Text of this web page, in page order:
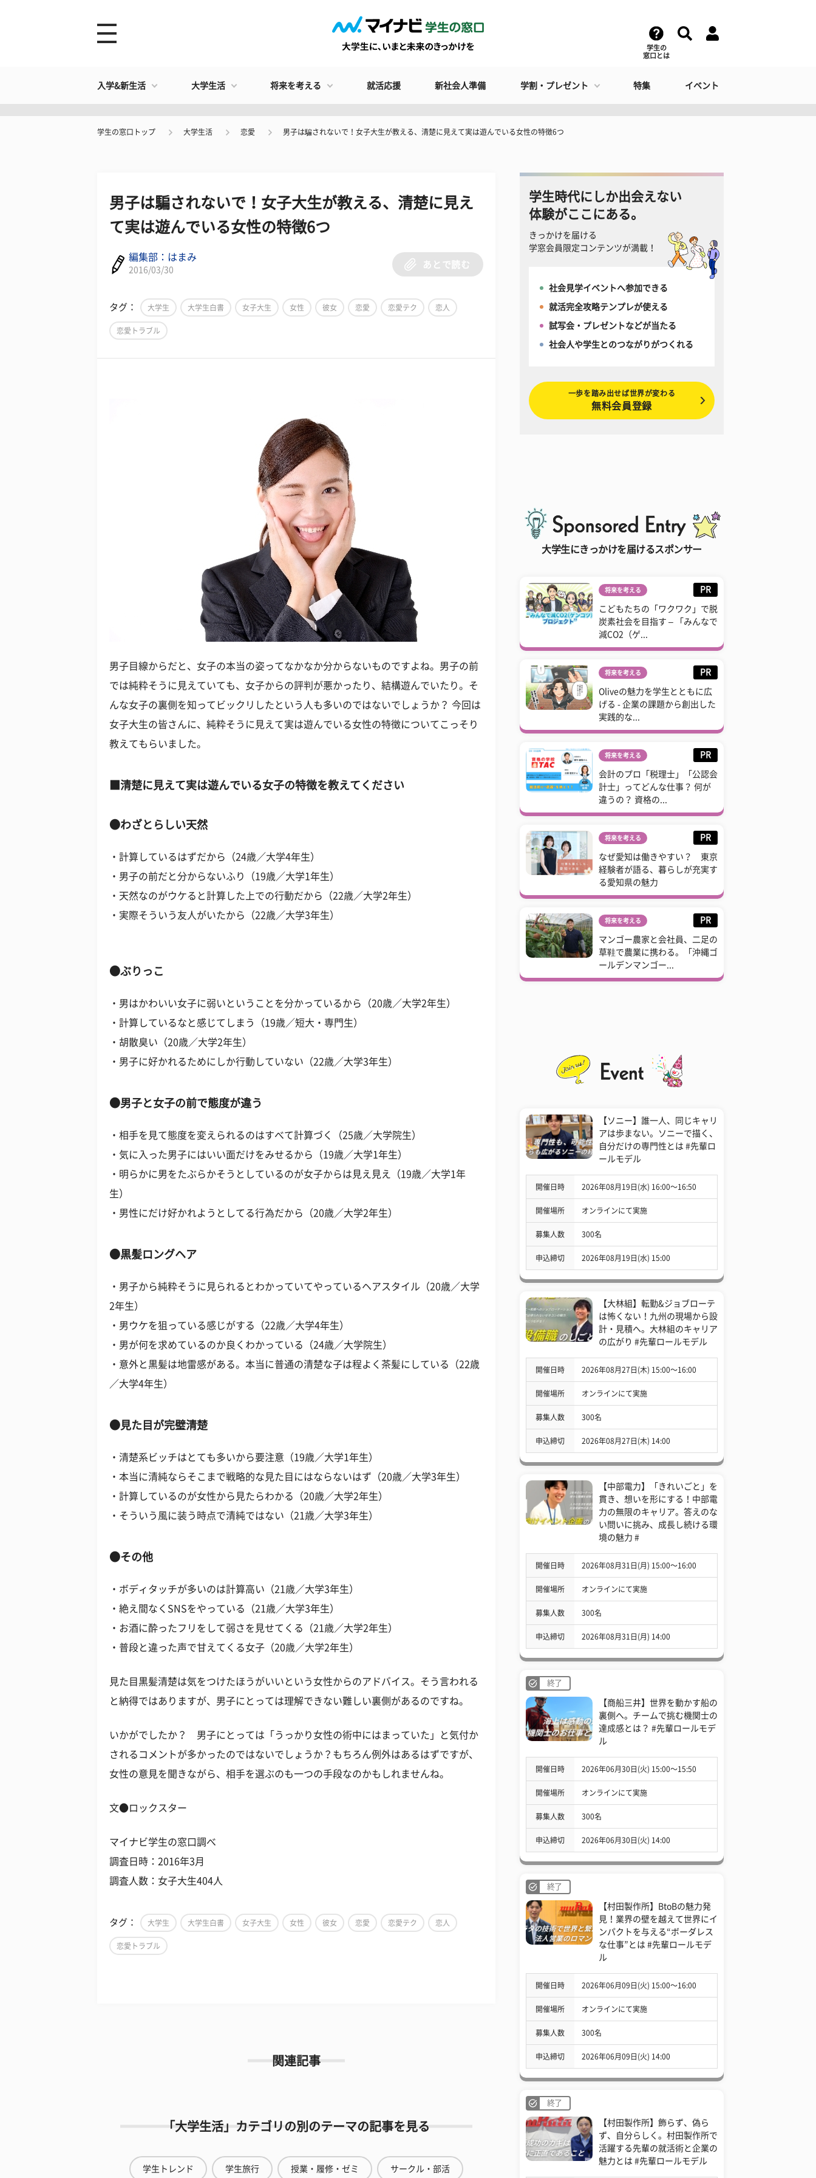
学生の
窓口とは
入学&新生活 大学生活 将来を考える 就活応援 新社会人準備 学割・プレゼント 特集 イベント
学生の窓口トップ 大学生活 恋愛 男子は騙されないで！女子大生が教える、清楚に見えて実は遊んでいる女性の特徴6つ
男子は騙されないで！女子大生が教える、清楚に見え
て実は遊んでいる女性の特徴6つ
編集部：はまみ
2016/03/30
あとで読む
タグ： 大学生 大学生白書 女子大生 女性 彼女 恋愛 恋愛テク 恋人
恋愛トラブル
男子目線からだと、女子の本当の姿ってなかなか分からないものですよね。男子の前
では純粋そうに見えていても、女子からの評判が悪かったり、結構遊んでいたり。そ
んな女子の裏側を知ってビックリしたという人も多いのではないでしょうか？ 今回は
女子大生の皆さんに、純粋そうに見えて実は遊んでいる女性の特徴についてこっそり
教えてもらいました。
■清楚に見えて実は遊んでいる女子の特徴を教えてください
●わざとらしい天然
・計算しているはずだから（24歳／大学4年生）
・男子の前だと分からないふり（19歳／大学1年生）
・天然なのがウケると計算した上での行動だから（22歳／大学2年生）
・実際そういう友人がいたから（22歳／大学3年生）
●ぶりっこ
・男はかわいい女子に弱いということを分かっているから（20歳／大学2年生）
・計算しているなと感じてしまう（19歳／短大・専門生）
・胡散臭い（20歳／大学2年生）
・男子に好かれるためにしか行動していない（22歳／大学3年生）
●男子と女子の前で態度が違う
・相手を見て態度を変えられるのはすべて計算づく（25歳／大学院生）
・気に入った男子にはいい面だけをみせるから（19歳／大学1年生）
・明らかに男をたぶらかそうとしているのが女子からは見え見え（19歳／大学1年
生）
・男性にだけ好かれようとしてる行為だから（20歳／大学2年生）
●黒髪ロングヘア
・男子から純粋そうに見られるとわかっていてやっているヘアスタイル（20歳／大学
2年生）
・男ウケを狙っている感じがする（22歳／大学4年生）
・男が何を求めているのか良くわかっている（24歳／大学院生）
・意外と黒髪は地雷感がある。本当に普通の清楚な子は程よく茶髪にしている（22歳
／大学4年生）
●見た目が完璧清楚
・清楚系ビッチはとても多いから要注意（19歳／大学1年生）
・本当に清純ならそこまで戦略的な見た目にはならないはず（20歳／大学3年生）
・計算しているのが女性から見たらわかる（20歳／大学2年生）
・そういう風に装う時点で清純ではない（21歳／大学3年生）
●その他
・ボディタッチが多いのは計算高い（21歳／大学3年生）
・絶え間なくSNSをやっている（21歳／大学3年生）
・お酒に酔ったフリをして弱さを見せてくる（21歳／大学2年生）
・普段と違った声で甘えてくる女子（20歳／大学2年生）
見た目黒髪清楚は気をつけたほうがいいという女性からのアドバイス。そう言われる
と納得ではありますが、男子にとっては理解できない難しい裏側があるのですね。
いかがでしたか？ 男子にとっては「うっかり女性の術中にはまっていた」と気付か
されるコメントが多かったのではないでしょうか？もちろん例外はあるはずですが、
女性の意見を聞きながら、相手を選ぶのも一つの手段なのかもしれませんね。
文●ロックスター
マイナビ学生の窓口調べ
調査日時：2016年3月
調査人数：女子大生404人
タグ： 大学生 大学生白書 女子大生 女性 彼女 恋愛 恋愛テク 恋人
恋愛トラブル
関連記事
「大学生活」カテゴリの別のテーマの記事を見る
学生トレンド 学生旅行 授業・履修・ゼミ サークル・部活
学生時代にしか出会えない
体験がここにある。
きっかけを届ける
学窓会員限定コンテンツが満載！
社会見学イベントへ参加できる
就活完全攻略テンプレが使える
試写会・プレゼントなどが当たる
社会人や学生とのつながりがつくれる
一歩を踏み出せば世界が変わる
無料会員登録
大学生にきっかけを届けるスポンサー
将来を考える PR
こどもたちの「ワクワク」で脱
炭素社会を目指す – 「みんなで
減CO2（ゲ...
将来を考える PR
Oliveの魅力を学生とともに広
げる - 企業の課題から創出した
実践的な...
将来を考える PR
会計のプロ「税理士」「公認会
計士」ってどんな仕事？ 何が
違うの？ 資格の...
将来を考える PR
なぜ愛知は働きやすい？ 東京
経験者が語る、暮らしが充実す
る愛知県の魅力
将来を考える PR
マンゴー農家と会社員、二足の
草鞋で農業に携わる。「沖縄ゴ
ールデンマンゴー...
【ソニー】誰一人、同じキャリ
アは歩まない。ソニーで描く、
自分だけの専門性とは #先輩ロ
ールモデル
開催日時 2026年08月19日(水) 16:00〜16:50
開催場所 オンラインにて実施
募集人数 300名
申込締切 2026年08月19日(水) 15:00
【大林組】転勤&ジョブローテ
は怖くない！九州の現場から設
計・見積へ。大林組のキャリア
の広がり #先輩ロールモデル
開催日時 2026年08月27日(木) 15:00〜16:00
開催場所 オンラインにて実施
募集人数 300名
申込締切 2026年08月27日(木) 14:00
【中部電力】「きれいごと」を
貫き、想いを形にする！中部電
力の無限のキャリア。答えのな
い問いに挑み、成長し続ける環
境の魅力 #
開催日時 2026年08月31日(月) 15:00〜16:00
開催場所 オンラインにて実施
募集人数 300名
申込締切 2026年08月31日(月) 14:00
終了
【商船三井】世界を動かす船の
裏側へ。チームで挑む機関士の
達成感とは？ #先輩ロールモデ
ル
開催日時 2026年06月30日(火) 15:00〜15:50
開催場所 オンラインにて実施
募集人数 300名
申込締切 2026年06月30日(火) 14:00
終了
【村田製作所】BtoBの魅力発
見！業界の壁を越えて世界にイ
ンパクトを与える“ボーダレス
な仕事”とは #先輩ロールモデ
ル
開催日時 2026年06月09日(火) 15:00〜16:00
開催場所 オンラインにて実施
募集人数 300名
申込締切 2026年06月09日(火) 14:00
終了
【村田製作所】飾らず、偽ら
ず、自分らしく。村田製作所で
活躍する先輩の就活術と企業の
魅力とは #先輩ロールモデル